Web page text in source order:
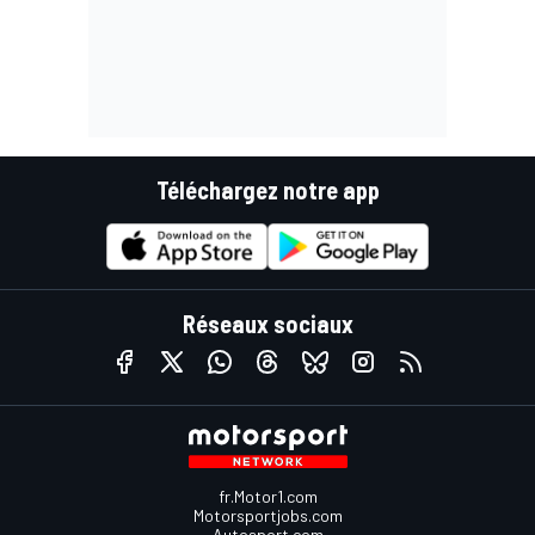
Téléchargez notre app
Réseaux sociaux
fr.Motor1.com
Motorsportjobs.com